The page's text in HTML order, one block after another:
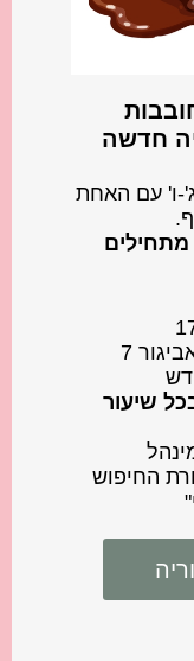
חדשה
ו' עם האחת
מתחילים
7
שיעור
החיפוש